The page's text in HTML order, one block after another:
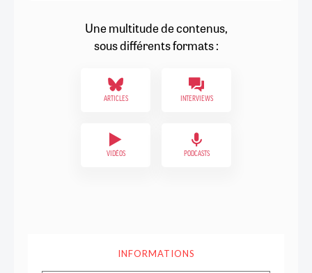
Une multitude de contenus,
sous différents formats :
ARTICLES INTERVIEWS
VIDÉOS PODCASTS